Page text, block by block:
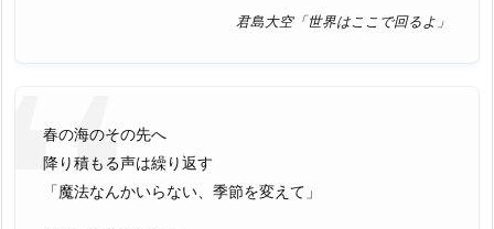
君島大空「世界はここで回るよ」
春の海のその先へ
降り積もる声は繰り返す
「魔法なんかいらない、季節を変えて」